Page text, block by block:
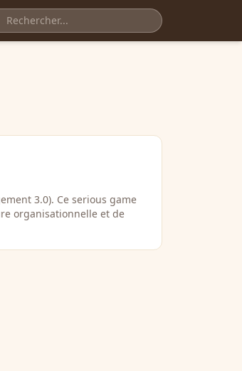
3.0). Ce serious game
organisationnelle et de